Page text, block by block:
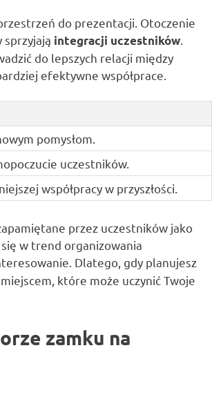
do prezentacji. Otoczenie
integracji uczestników
do lepszych relacji między
efektywne współprace.
pomysłom.
uczestników.
współpracy w przyszłości.
przez uczestników jako
w trend organizowania
Dlatego, gdy planujesz
które może uczynić Twoje
zamku na